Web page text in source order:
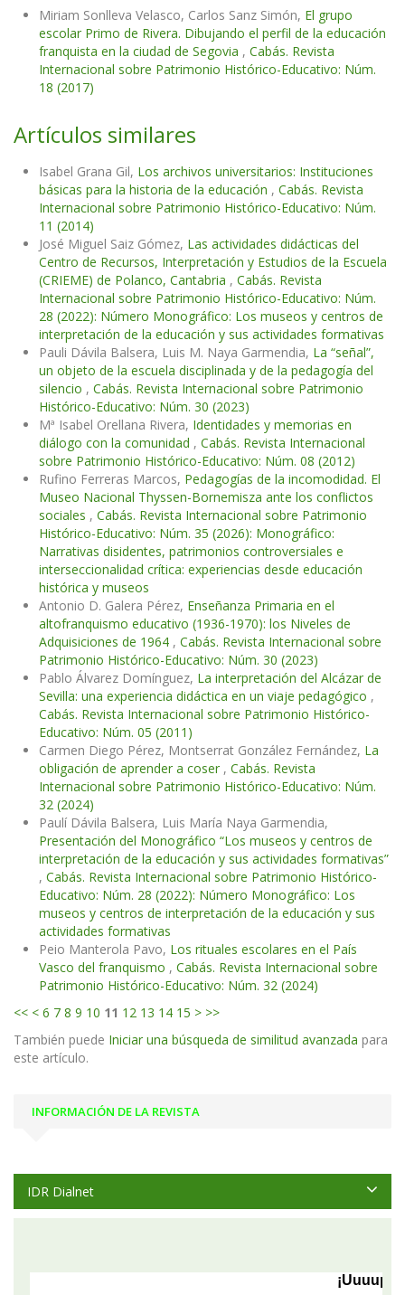
Miriam Sonlleva Velasco, Carlos Sanz Simón, El grupo
escolar Primo de Rivera. Dibujando el perfil de la educación
franquista en la ciudad de Segovia , Cabás. Revista
Internacional sobre Patrimonio Histórico-Educativo: Núm.
18 (2017)
Artículos similares
Isabel Grana Gil, Los archivos universitarios: Instituciones
básicas para la historia de la educación , Cabás. Revista
Internacional sobre Patrimonio Histórico-Educativo: Núm.
11 (2014)
José Miguel Saiz Gómez, Las actividades didácticas del
Centro de Recursos, Interpretación y Estudios de la Escuela
(CRIEME) de Polanco, Cantabria , Cabás. Revista
Internacional sobre Patrimonio Histórico-Educativo: Núm.
28 (2022): Número Monográfico: Los museos y centros de
interpretación de la educación y sus actividades formativas
Pauli Dávila Balsera, Luis M. Naya Garmendia, La “señal”,
un objeto de la escuela disciplinada y de la pedagogía del
silencio , Cabás. Revista Internacional sobre Patrimonio
Histórico-Educativo: Núm. 30 (2023)
Mª Isabel Orellana Rivera, Identidades y memorias en
diálogo con la comunidad , Cabás. Revista Internacional
sobre Patrimonio Histórico-Educativo: Núm. 08 (2012)
Rufino Ferreras Marcos, Pedagogías de la incomodidad. El
Museo Nacional Thyssen-Bornemisza ante los conflictos
sociales , Cabás. Revista Internacional sobre Patrimonio
Histórico-Educativo: Núm. 35 (2026): Monográfico:
Narrativas disidentes, patrimonios controversiales e
interseccionalidad crítica: experiencias desde educación
histórica y museos
Antonio D. Galera Pérez, Enseñanza Primaria en el
altofranquismo educativo (1936-1970): los Niveles de
Adquisiciones de 1964 , Cabás. Revista Internacional sobre
Patrimonio Histórico-Educativo: Núm. 30 (2023)
Pablo Álvarez Domínguez, La interpretación del Alcázar de
Sevilla: una experiencia didáctica en un viaje pedagógico ,
Cabás. Revista Internacional sobre Patrimonio Histórico-
Educativo: Núm. 05 (2011)
Carmen Diego Pérez, Montserrat González Fernández, La
obligación de aprender a coser , Cabás. Revista
Internacional sobre Patrimonio Histórico-Educativo: Núm.
32 (2024)
Paulí Dávila Balsera, Luis María Naya Garmendia,
Presentación del Monográfico “Los museos y centros de
interpretación de la educación y sus actividades formativas”
, Cabás. Revista Internacional sobre Patrimonio Histórico-
Educativo: Núm. 28 (2022): Número Monográfico: Los
museos y centros de interpretación de la educación y sus
actividades formativas
Peio Manterola Pavo, Los rituales escolares en el País
Vasco del franquismo , Cabás. Revista Internacional sobre
Patrimonio Histórico-Educativo: Núm. 32 (2024)
<< < 6 7 8 9 10 11 12 13 14 15 > >>
También puede Iniciar una búsqueda de similitud avanzada para
este artículo.
INFORMACIÓN DE LA REVISTA
IDR Dialnet